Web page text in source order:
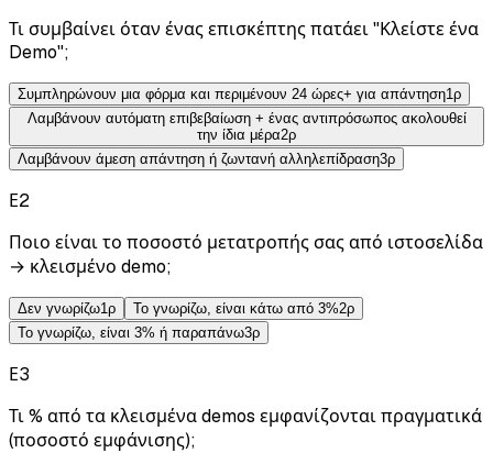
Τι συμβαίνει όταν ένας επισκέπτης πατάει "Κλείστε ένα
Demo";
Συμπληρώνουν μια φόρμα και περιμένουν 24 ώρες+ για απάντηση1 ρ
Λαμβάνουν αυτόματη επιβεβαίωση + ένας αντιπρόσωπος ακολουθεί
την ίδια μέρα2ρ
Λαμβάνουν άμεση απάντηση ή ζωντανή αλληλεπίδραση3ρ
Ε2
Ποιο είναι το ποσοστό μετατροπής σας από ιστοσελίδα
→ κλεισμένο demo;
Δεν γνωρίζω1 ρ Το γνωρίζω, είναι κάτω από 3%2ρ
Το γνωρίζω, είναι 3% ή παραπάνω3ρ
Ε3
Τι % από τα κλεισμένα demos εμφανίζονται πραγματικά
(ποσοστό εμφάνισης);